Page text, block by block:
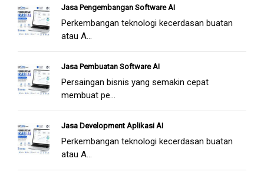
Jasa Pengembangan Software AI
Perkembangan teknologi kecerdasan buatan
atau A...
Jasa Pembuatan Software AI
Persaingan bisnis yang semakin cepat
membuat pe...
Jasa Development Aplikasi AI
Perkembangan teknologi kecerdasan buatan
atau A...